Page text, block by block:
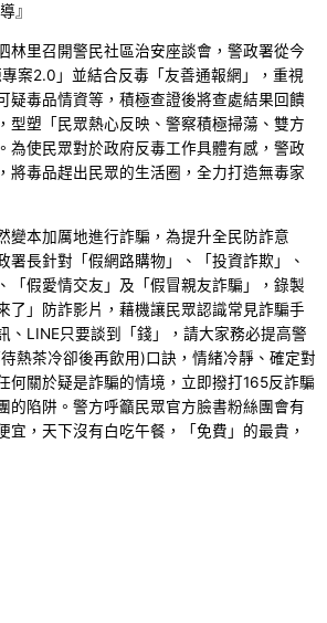
』
林里召開警民社區治安座談會，警政署從今
案2.0」並結合反毒「友善通報網」，重視
疑毒品情資等，積極查證後將查處結果回饋
型塑「民眾熱心反映、警察積極掃蕩、雙方
為使民眾對於政府反毒工作具體有感，警政
將毒品趕出民眾的生活圈，全力打造無毒家
變本加厲地進行詐騙，為提升全民防詐意
署長針對「假網路購物」、「投資詐欺」、
「假愛情交友」及「假冒親友詐騙」，錄製
了」防詐影片，藉機讓民眾認識常見詐騙手
、LINE只要談到「錢」，請大家務必提高警
熱茶冷卻後再飲用)口訣，情緒冷靜、確定對
何關於疑是詐騙的情境，立即撥打165反詐騙
的陷阱。警方呼籲民眾官方臉書粉絲團會有
宜，天下沒有白吃午餐，「免費」的最貴，